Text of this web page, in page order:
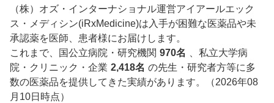
（株）オズ・インターナショナル運営アイアールエック
ス・メディシン(iRxMedicine)は入手が困難な医薬品や未
承認薬を医師、患者様にお届けします。
これまで、国公立病院・研究機関 970名
、私立大学病
院・クリニック・企業 2,418名 の先生・研究者方等に多
数の医薬品を提供してきた実績があります。（2026年08
月10日時点）